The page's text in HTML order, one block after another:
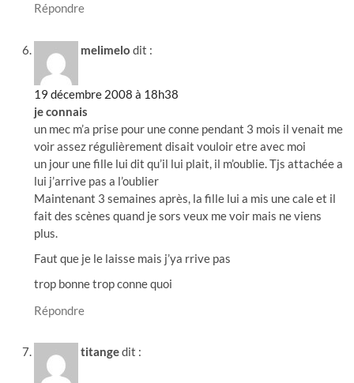
Répondre
melimelo dit :
19 décembre 2008 à 18h38
je connais
un mec m’a prise pour une conne pendant 3 mois il venait me
voir assez régulièrement disait vouloir etre avec moi
un jour une fille lui dit qu’il lui plait, il m’oublie. Tjs attachée a
lui j’arrive pas a l’oublier
Maintenant 3 semaines après, la fille lui a mis une cale et il
fait des scènes quand je sors veux me voir mais ne viens
plus.
Faut que je le laisse mais j’ya rrive pas
trop bonne trop conne quoi
Répondre
titangedit :